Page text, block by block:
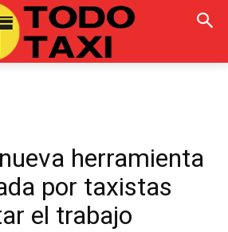
herramienta
por taxistas
el trabajo